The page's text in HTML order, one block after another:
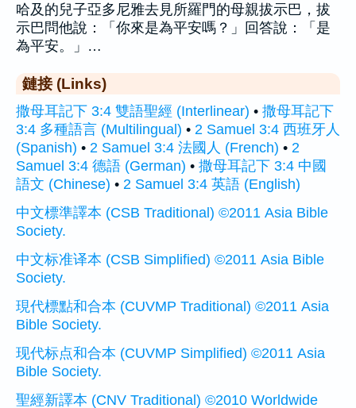
哈及的兒子亞多尼雅去見所羅門的母親拔示巴，拔
示巴問他說：「你來是為平安嗎？」回答說：「是
為平安。」…
鏈接 (Links)
撒母耳記下 3:4 雙語聖經 (Interlinear) • 撒母耳記下
3:4 多種語言 (Multilingual) • 2 Samuel 3:4 西班牙人
(Spanish) • 2 Samuel 3:4 法國人 (French) • 2
Samuel 3:4 德語 (German) • 撒母耳記下 3:4 中國
語文 (Chinese) • 2 Samuel 3:4 英語 (English)
中文標準譯本 (CSB Traditional) ©2011 Asia Bible
Society.
中文标准译本 (CSB Simplified) ©2011 Asia Bible
Society.
現代標點和合本 (CUVMP Traditional) ©2011 Asia
Bible Society.
现代标点和合本 (CUVMP Simplified) ©2011 Asia
Bible Society.
聖經新譯本 (CNV Traditional) ©2010 Worldwide